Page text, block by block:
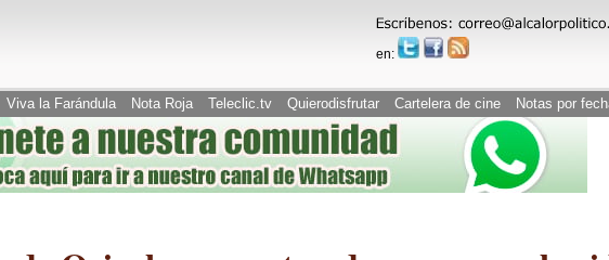
en:
Viva la Farándula Nota Roja Teleclic.tv Quierodisfrutar Cartelera de cine Notas por